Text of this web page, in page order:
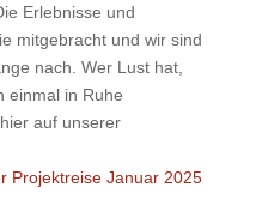
Erlebnisse und
mitgebracht und wir sind
nach. Wer Lust hat,
einmal in Ruhe
auf unserer
Projektreise Januar 2025